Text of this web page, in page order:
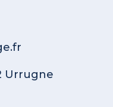
Urrugne